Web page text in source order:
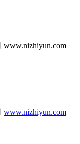
www.nizhiyun.com
www.nizhiyun.com